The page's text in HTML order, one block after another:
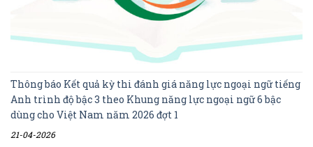
Thông báo Kết quả kỳ thi đánh giá năng lực ngoại ngữ tiếng
Anh trình độ bậc 3 theo Khung năng lực ngoại ngữ 6 bậc
dùng cho Việt Nam năm 2026 đợt 1
21-04-2026